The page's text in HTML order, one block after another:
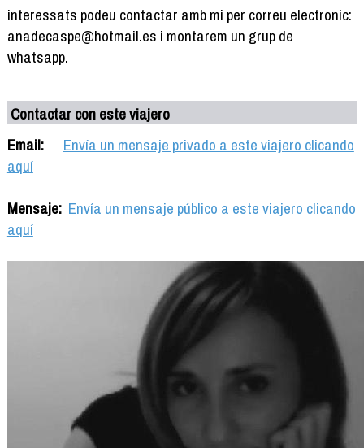
interessats podeu contactar amb mi per correu electronic:
anadecaspe@hotmail.es i montarem un grup de
whatsapp.
Contactar con este viajero
Email:
Envía un mensaje privado a este viajero clicando
aquí
Mensaje: Envía un mensaje público a este viajero clicando
aquí